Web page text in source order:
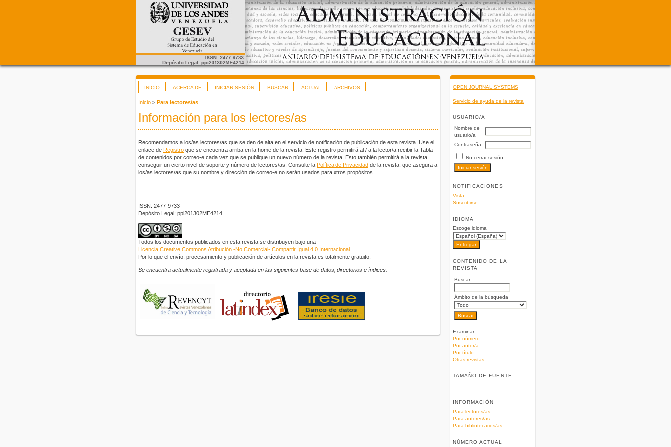
OPEN JOURNAL SYSTEMS
Servicio de ayuda de la revista
USUARIO/A
Nombre de
usuario/a
Contraseña
No cerrar sesión
NOTIFICACIONES
Vista
Suscribirse
IDIOMA
Escoge idioma
CONTENIDO DE LA
REVISTA
Buscar
Ámbito de la búsqueda
Examinar
Por número
Por autor/a
Por título
Otras revistas
TAMAÑO DE FUENTE
INFORMACIÓN
Para lectores/as
Para autores/as
Para bibliotecarios/as
NÚMERO ACTUAL
INICIO ACERCA DE INICIAR SESIÓN BUSCAR ACTUAL ARCHIVOS
Inicio > Para lectores/as
Información para los lectores/as
Recomendamos a los/as lectores/as que se den de alta en el servicio de notificación de publicación de esta revista. Use el
enlace de Registro que se encuentra arriba en la home de la revista. Este registro permitirá al / a la lector/a recibir la Tabla
de contenidos por correo-e cada vez que se publique un nuevo número de la revista. Esto también permitirá a la revista
conseguir un cierto nivel de soporte y número de lectores/as. Consulte la Política de Privacidad de la revista, que asegura a
los/as lectores/as que su nombre y dirección de correo-e no serán usados para otros propósitos.
ISSN: 2477-9733
Depósito Legal: ppi201302ME4214
Todos los documentos publicados en esta revista se distribuyen bajo una
Licencia Creative Commons Atribución -No Comercial- Compartir Igual 4.0 Internacional.
Por lo que el envío, procesamiento y publicación de artículos en la revista es totalmente gratuito.
Se encuentra actualmente registrada y aceptada en las siguientes base de datos, directorios e índices: